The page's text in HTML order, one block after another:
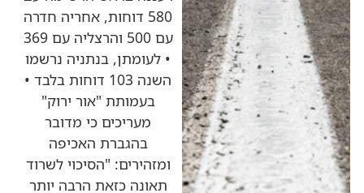
580 דוחות, אחריה חדרה
עם 500 והרצליה עם 369
• לעומתן, בנתניה נרשמו
השנה 103 דוחות בלבד •
בעמותת "אור ירוק"
מעריכים כי מדובר
בהגברת האכיפה
ומזהירים: "הסיכוי לשרוד
תאונה כזאת הרבה יותר